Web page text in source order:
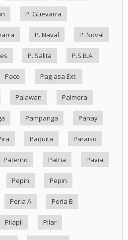
P. Guevarra
P. Naval P. Noval
P. Salita P.S.B.A.
Paco Pag-asa Ext.
Palawan Palmera
Pampanga Panay
Paquita Paraiso
Paterno Patria Pavia
Pepin Pepin
Perla A Perla B
Pilapil Pilar